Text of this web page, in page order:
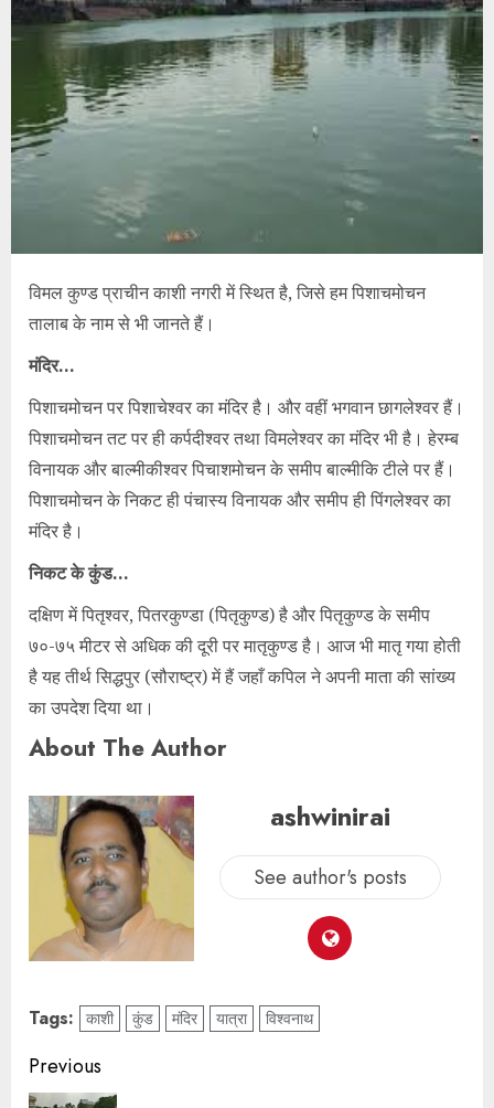
विमल कुण्ड प्राचीन काशी नगरी में स्थित है, जिसे हम पिशाचमोचन
तालाब के नाम से भी जानते हैं।
मंदिर…
पिशाचमोचन पर पिशाचेश्वर का मंदिर है। और वहीं भगवान छागलेश्वर हैं।
पिशाचमोचन तट पर ही कर्पदीश्वर तथा विमलेश्वर का मंदिर भी है। हेरम्ब
विनायक और बाल्मीकीश्वर पिचाशमोचन के समीप बाल्मीकि टीले पर हैं।
पिशाचमोचन के निकट ही पंचास्य विनायक और समीप ही पिंगलेश्वर का
मंदिर है।
निकट के कुंड…
दक्षिण में पितृश्वर, पितरकुण्डा (पितृकुण्ड) है और पितृकुण्ड के समीप
७०-७५ मीटर से अधिक की दूरी पर मातृकुण्ड है। आज भी मातृ गया होती
है यह तीर्थ सिद्धपुर (सौराष्ट्र) में हैं जहाँ कपिल ने अपनी माता की सांख्य
का उपदेश दिया था।
About The Author
ashwinirai
See author's posts
Tags: काशी कुंड मंदिर यात्रा विश्वनाथ
Previous